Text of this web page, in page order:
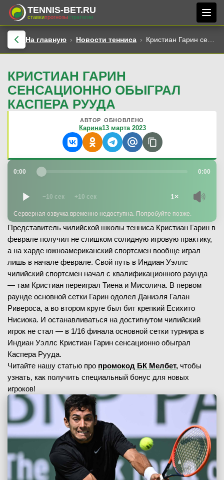
TENNIS-BET.RU
ставкипрогнозыстратегии
На главную Новости тенниса Кристиан Гарин сенсационно обыграл Каспера Рууда
КРИСТИАН ГАРИН
СЕНСАЦИОННО ОБЫГРАЛ
КАСПЕРА РУУДА
АВТОР
Карина
ОБНОВЛЕНО
13 марта 2023
0:00 0:00
−10 сек +10 сек 1×
Серверная озвучка временно недоступна. Попробуйте позже.
Представитель чилийской школы тенниса Кристиан Гарин в
феврале получил не слишком солидную игровую практику,
а на харде южноамериканский спортсмен вообще играл
лишь в начале феврале. Свой путь в Индиан Уэллс
чилийский спортсмен начал с квалификационного раунда
— там Кристиан переиграл Тиена и Мисолича. В первом
раунде основной сетки Гарин одолел Даниэля Галан
Ривероса, а во втором круге был бит крепкий Есихито
Нисиока. И останавливаться на достигнутом чилийский
игрок не стал — в 1/16 финала основной сетки турнира в
Индиан Уэллс Кристиан Гарин сенсационно обыграл
Каспера Рууда.
Читайте нашу статью про промокод БК Мелбет, чтобы
узнать, как получить специальный бонус для новых
игроков!